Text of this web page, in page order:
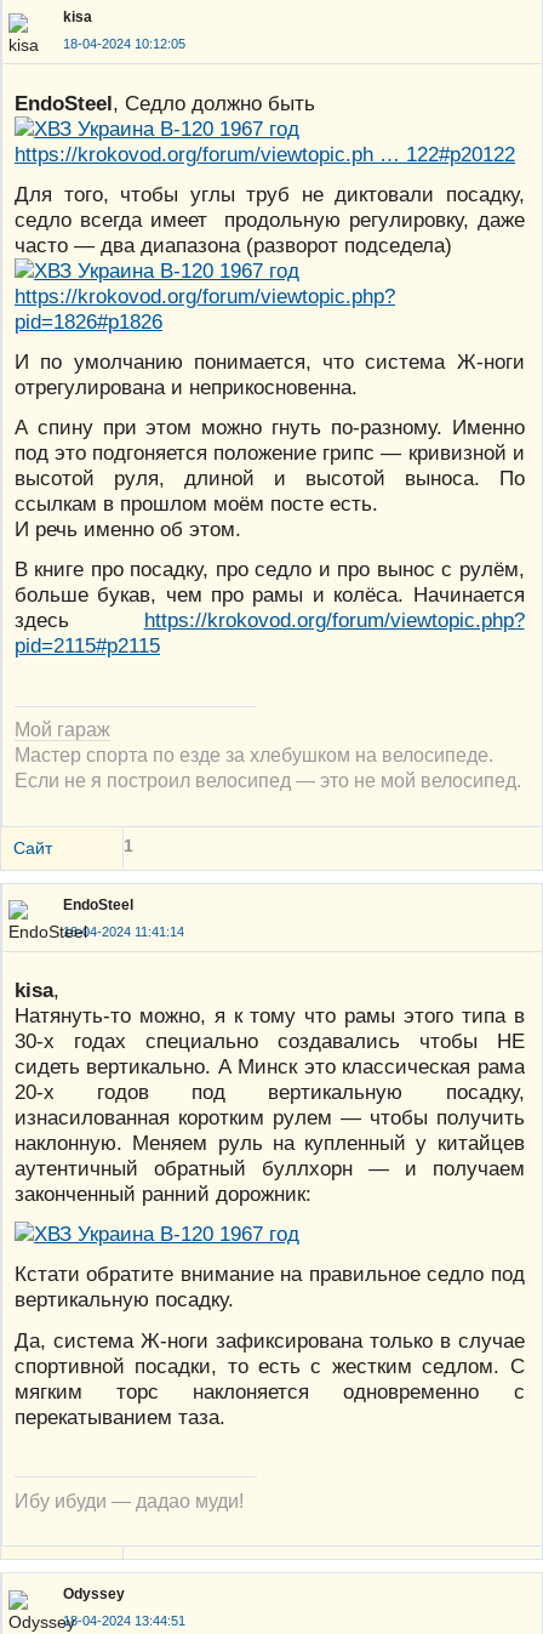
kisa
18-04-2024 10:12:05
EndoSteel, Седло должно быть
https://krokovod.org/forum/viewtopic.ph … 122#p20122
Для того, чтобы углы труб не диктовали посадку,
седло всегда имеет продольную регулировку, даже
часто — два диапазона (разворот подседела)
https://krokovod.org/forum/viewtopic.php?
pid=1826#p1826
И по умолчанию понимается, что система Ж-ноги
отрегулирована и неприкосновенна.
А спину при этом можно гнуть по-разному. Именно
под это подгоняется положение грипс — кривизной и
высотой руля, длиной и высотой выноса. По
ссылкам в прошлом моём посте есть.
И речь именно об этом.
В книге про посадку, про седло и про вынос с рулём,
больше букав, чем про рамы и колёса. Начинается
здесь https://krokovod.org/forum/viewtopic.php?
pid=2115#p2115
Мой гараж
Мастер спорта по езде за хлебушком на велосипеде.
Если не я построил велосипед — это не мой велосипед.
Сайт 1
EndoSteel
18-04-2024 11:41:14
kisa,
Натянуть-то можно, я к тому что рамы этого типа в
30-х годах специально создавались чтобы НЕ
сидеть вертикально. А Минск это классическая рама
20-х годов под вертикальную посадку,
изнасилованная коротким рулем — чтобы получить
наклонную. Меняем руль на купленный у китайцев
аутентичный обратный буллхорн — и получаем
законченный ранний дорожник:
Кстати обратите внимание на правильное седло под
вертикальную посадку.
Да, система Ж-ноги зафиксирована только в случае
спортивной посадки, то есть с жестким седлом. С
мягким торс наклоняется одновременно с
перекатыванием таза.
Ибу ибуди — дадао муди!
Odyssey
18-04-2024 13:44:51